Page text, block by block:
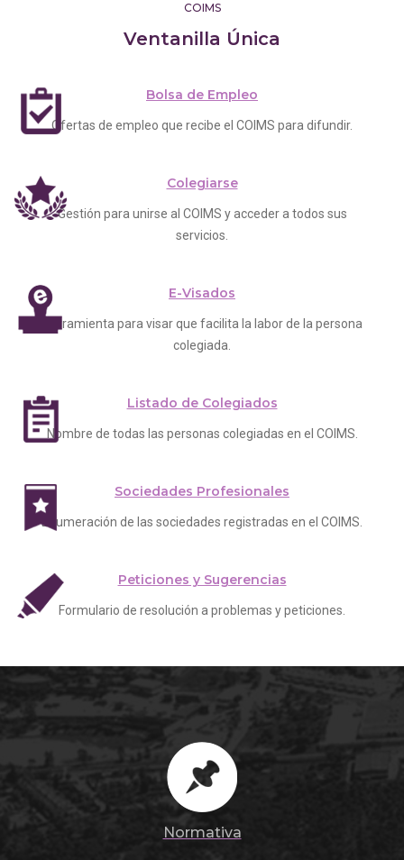
COIMS
Ventanilla Única
Bolsa de Empleo
Ofertas de empleo que recibe el COIMS para difundir.
Colegiarse
Gestión para unirse al COIMS y acceder a todos sus
servicios.
E-Visados
Herramienta para visar que facilita la labor de la persona
colegiada.
Listado de Colegiados
Nombre de todas las personas colegiadas en el COIMS.
Sociedades Profesionales
Enumeración de las sociedades registradas en el COIMS.
Peticiones y Sugerencias
Formulario de resolución a problemas y peticiones.
Normativa